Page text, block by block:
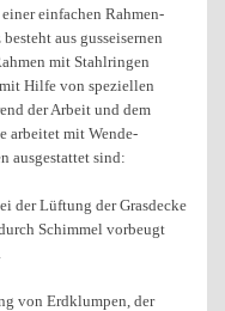
einfachen Rahmen-
aus gusseisernen
mit Stahlringen
Hilfe von speziellen
der Arbeit und dem
arbeitet mit Wende-
ausgestattet sind:
der Lüftung der Grasdecke
Schimmel vorbeugt
von Erdklumpen, der